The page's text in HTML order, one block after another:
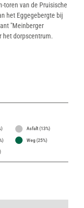
toren van de Pruisische
het Eggegebergte bij
"Meinberger
het dorpscentrum.
Asfalt (13%)
Weg (25%)